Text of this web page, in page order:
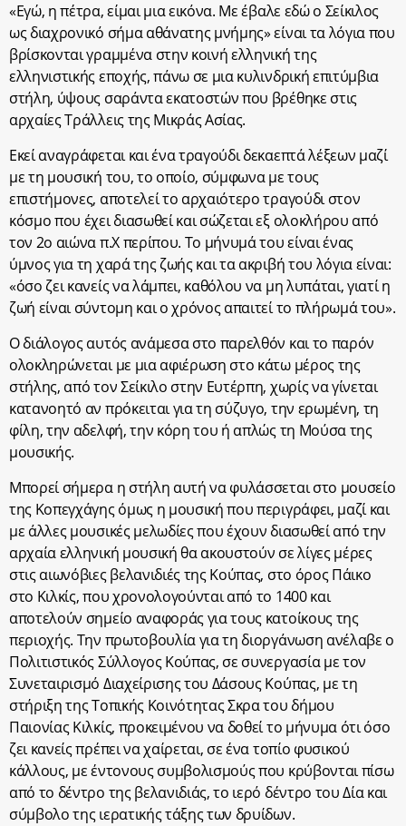
«Εγώ, η πέτρα, είμαι μια εικόνα. Με έβαλε εδώ ο Σείκιλος
ως διαχρονικό σήμα αθάνατης μνήμης» είναι τα λόγια που
βρίσκονται γραμμένα στην κοινή ελληνική της
ελληνιστικής εποχής, πάνω σε μια κυλινδρική επιτύμβια
στήλη, ύψους σαράντα εκατοστών που βρέθηκε στις
αρχαίες Τράλλεις της Μικράς Ασίας.
Εκεί αναγράφεται και ένα τραγούδι δεκαεπτά λέξεων μαζί
με τη μουσική του, το οποίο, σύμφωνα με τους
επιστήμονες, αποτελεί το αρχαιότερο τραγούδι στον
κόσμο που έχει διασωθεί και σώζεται εξ ολοκλήρου από
τον 2ο αιώνα π.Χ περίπου. Το μήνυμά του είναι ένας
ύμνος για τη χαρά της ζωής και τα ακριβή του λόγια είναι:
«όσο ζει κανείς να λάμπει, καθόλου να μη λυπάται, γιατί η
ζωή είναι σύντομη και ο χρόνος απαιτεί το πλήρωμά του».
Ο διάλογος αυτός ανάμεσα στο παρελθόν και το παρόν
ολοκληρώνεται με μια αφιέρωση στο κάτω μέρος της
στήλης, από τον Σείκιλο στην Ευτέρπη, χωρίς να γίνεται
κατανοητό αν πρόκειται για τη σύζυγο, την ερωμένη, τη
φίλη, την αδελφή, την κόρη του ή απλώς τη Μούσα της
μουσικής.
Μπορεί σήμερα η στήλη αυτή να φυλάσσεται στο μουσείο
της Κοπεγχάγης όμως η μουσική που περιγράφει, μαζί και
με άλλες μουσικές μελωδίες που έχουν διασωθεί από την
αρχαία ελληνική μουσική θα ακουστούν σε λίγες μέρες
στις αιωνόβιες βελανιδιές της Κούπας, στο όρος Πάικο
στο Κιλκίς, που χρονολογούνται από το 1400 και
αποτελούν σημείο αναφοράς για τους κατοίκους της
περιοχής. Την πρωτοβουλία για τη διοργάνωση ανέλαβε ο
Πολιτιστικός Σύλλογος Κούπας, σε συνεργασία με τον
Συνεταιρισμό Διαχείρισης του Δάσους Κούπας, με τη
στήριξη της Τοπικής Κοινότητας Σκρα του δήμου
Παιονίας Κιλκίς, προκειμένου να δοθεί το μήνυμα ότι όσο
ζει κανείς πρέπει να χαίρεται, σε ένα τοπίο φυσικού
κάλλους, με έντονους συμβολισμούς που κρύβονται πίσω
από το δέντρο της βελανιδιάς, το ιερό δέντρο του Δία και
σύμβολο της ιερατικής τάξης των δρυίδων.